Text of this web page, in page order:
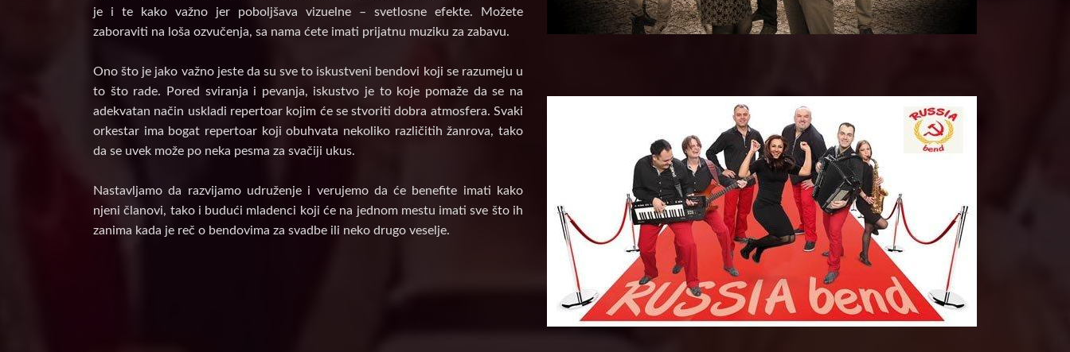
je i te kako važno jer poboljšava vizuelne – svetlosne efekte. Možete
zaboraviti na loša ozvučenja, sa nama ćete imati prijatnu muziku za zabavu.
Ono što je jako važno jeste da su sve to iskustveni bendovi koji se razumeju u
to što rade. Pored sviranja i pevanja, iskustvo je to koje pomaže da se na
adekvatan način uskladi repertoar kojim će se stvoriti dobra atmosfera. Svaki
orkestar ima bogat repertoar koji obuhvata nekoliko različitih žanrova, tako
da se uvek može po neka pesma za svačiji ukus.
Nastavljamo da razvijamo udruženje i verujemo da će benefite imati kako
njeni članovi, tako i budući mladenci koji će na jednom mestu imati sve što ih
zanima kada je reč o bendovima za svadbe ili neko drugo veselje.